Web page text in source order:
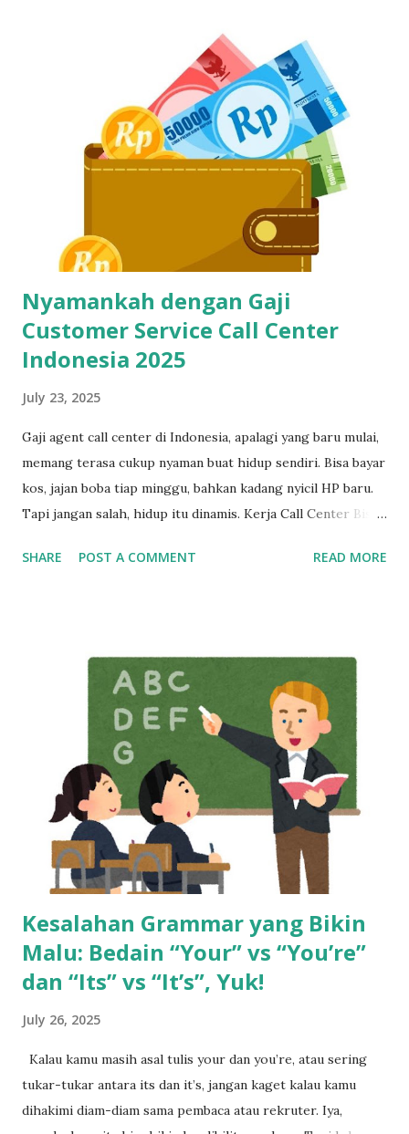
bikin pelanggan frustasi. Nah, biar gak ketinggalan dan
ditinggal recruiter, yuk simak cara belajar touch typing
yang cepat, gratis, dan 100% bisa dilakukan siapa aja—even
yang gaptek sekalipun. Kenapa Skill Mengetik Itu Penting
Buat CS dan Job Online Lainnya? Di dunia kerja digital
sekarang, kecepatan dan ketepatan adalah segalanya. Gak
cuma buat call center, tapi juga buat virtual assistant, admin
remote, customer service e-commerce, bahkan freelance
data entry. Semuanya butuh skil...
Nyamankah dengan Gaji
Customer Service Call Center
Indonesia 2025
July 23, 2025
Gaji agent call center di Indonesia, apalagi yang baru mulai,
memang terasa cukup nyaman buat hidup sendiri. Bisa bayar
kos, jajan boba tiap minggu, bahkan kadang nyicil HP baru.
Tapi jangan salah, hidup itu dinamis. Kerja Call Center Bisa
dari itu, kalau sekarang masih betah kerja sebagai customer
Raya” Tahun 2013, seorang anak muda umur 20 tahun kerja
di mall, dibayar cuma per hari. Bisa dibilang pas-pasan buat
sekadar bertahan hidup. Tapi semuanya berubah waktu dia
pindah ke dunia call center. Begitu terima gaji pertamanya,
rasanya kayak menang undian. Pendapatannya langsung naik
dua kali lipat. Rasanya hidup jadi lebih cerah. Tapi cerita gak
berhenti di sana. Gaji besar di awal bisa bikin terlena.
Banyak yang merasa cukup, padahal tantangan hidup ma...
SHARE POST A COMMENT READ MORE
Kesalahan Grammar yang Bikin
Malu: Bedain “Your” vs “You’re”
dan “Its” vs “It’s”, Yuk!
July 26, 2025
Kalau kamu masih asal tulis your dan you’re, atau sering
tukar-tukar antara its dan it’s, jangan kaget kalau kamu
dihakimi diam-diam sama pembaca atau rekruter. Iya,